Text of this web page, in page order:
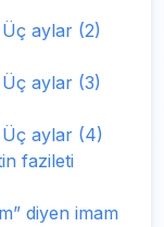
aylar (2)
aylar (3)
Üç aylar (4)
fazileti
diyen imam